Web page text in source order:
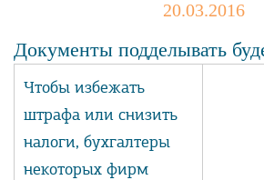
20.03.2016
Документы подделывать
Чтобы избежать
штрафа или снизить
налоги, бухгалтеры
некоторых фирм